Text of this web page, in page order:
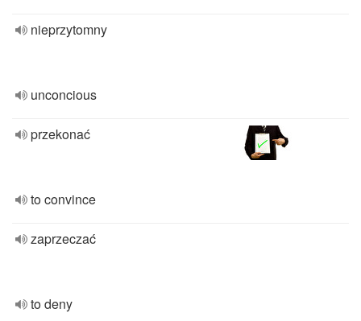
nieprzytomny
unconcious
przekonać
to convince
zaprzeczać
to deny